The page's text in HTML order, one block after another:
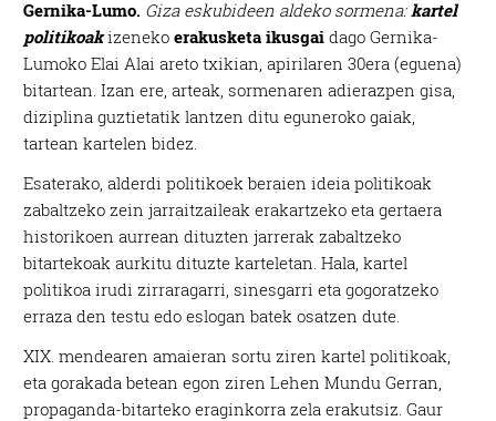
Gernika-Lumo. Giza eskubideen aldeko sormena:kartel
politikoakizenekoerakusketa ikusgai dago Gernika-
Lumoko Elai Alai areto txikian, apirilaren 30era (eguena)
bitartean. Izan ere, arteak, sormenaren adierazpen gisa,
diziplina guztietatik lantzen ditu eguneroko gaiak,
tartean kartelen bidez.
Esaterako, alderdi politikoek beraien ideia politikoak
zabaltzeko zein jarraitzaileak erakartzeko eta gertaera
historikoen aurrean dituzten jarrerak zabaltzeko
bitartekoak aurkitu dituzte karteletan. Hala, kartel
politikoa irudi zirraragarri, sinesgarri eta gogoratzeko
erraza den testu edo eslogan batek osatzen dute.
XIX. mendearen amaieran sortu ziren kartel politikoak,
eta gorakada betean egon ziren Lehen Mundu Gerran,
propaganda-bitarteko eraginkorra zela erakutsiz. Gaur